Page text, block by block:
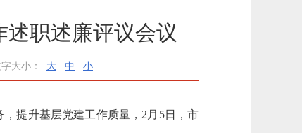
职述廉评议会议
大小： 大 中 小
提升基层党建工作质量，2月5日，市